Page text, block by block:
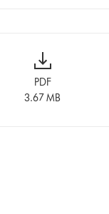
PDF
3.67 MB